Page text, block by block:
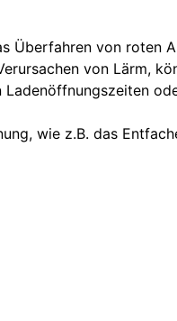
Überfahren von roten
von Lärm,
wie z.B. das